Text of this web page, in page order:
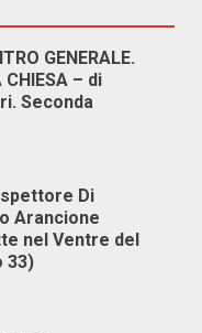
GENERALE.
CHIESA – di
Seconda
Di
Arancione
nel Ventre del
33)